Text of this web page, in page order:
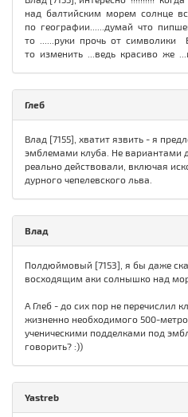
над балтийским морем солнце
по географии......думай что
то ......руки прочь от
то изменить ...ведь красиво же
Глеб
Влад [7155], хватит язвить - я
эмблемами клуба. Не вариантами
реально действовали, включая
дурного чепелевского льва.
Влад
Полдюймовый [7153], я бы даже
восходящим аки солнышко над
А Глеб - до сих пор не перечислил
жизненно необходимого 500-
ученическими подделками под
говорить? :))
Yastreb